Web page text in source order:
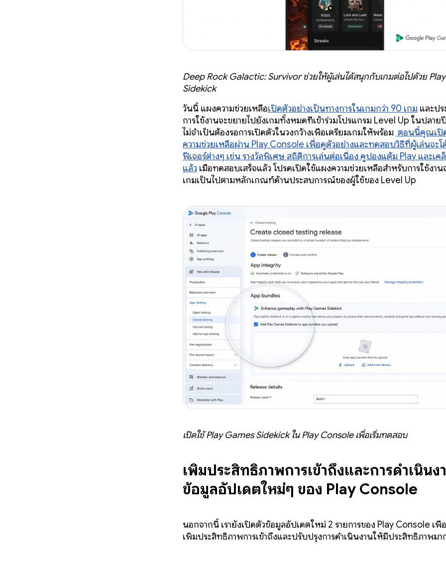
Deep Rock Galactic: Survivor ช่วยให้ผู้เล่นได้สนุกกับเกมต่อไปด้วย
Sidekick
วันนี้ แผงความช่วยเหลือเปิดตัวอย่างเป็นทางการในเกมกว่า 90 เกม และป
การใช้งานจะขยายไปยังเกมทั้งหมดที่เข้าร่วมโปรแกรม Level Up ในปลา
ไม่จำเป็นต้องรอการเปิดตัวในวงกว้างเพื่อเตรียมเกมให้พร้อม ตอนนี้คุณเปิ
ความช่วยเหลือผ่าน Play Console เพื่อดูตัวอย่างและทดสอบวิธีที่ผู้เล่นจะ
ฟีเจอร์ต่างๆ เช่น รางวัลพิเศษ สถิติการเล่นต่อเนื่อง คูปองแต้ม Play และเค
แล้ว เมื่อทดสอบเสร็จแล้ว โปรดเปิดใช้แผงความช่วยเหลือสำหรับการใช้งาน
เกมเป็นไปตามหลักเกณฑ์ด้านประสบการณ์ของผู้ใช้ของ Level Up
เปิดใช้ Play Games Sidekick ใน Play Console เพื่อเริ่มทดสอบ
เพิ่มประสิทธิภาพการเข้าถึงและการดำเนินง
ข้อมูลอัปเดตใหม่ๆ ของ Play Console
นอกจากนี้ เรายังเปิดตัวข้อมูลอัปเดตใหม่ 2 รายการของ Play Console เ
เพิ่มประสิทธิภาพการเข้าถึงและปรับปรุงการดำเนินงานให้มีประสิทธิภาพม